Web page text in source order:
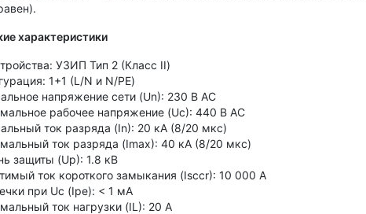
характеристики
УЗИП Тип 2 (Класс II)
1+1 (L/N и N/PE)
напряжение сети (Un): 230 В AC
рабочее напряжение (Uc): 440 В AC
ток разряда (In): 20 кА (8/20 мкс)
ток разряда (Imax): 40 кА (8/20 мкс)
защиты (Up): 1.8 кВ
ток короткого замыкания (Isccr): 10 000 A
при Uc (Ipe): < 1 мА
ток нагрузки (IL): 20 A